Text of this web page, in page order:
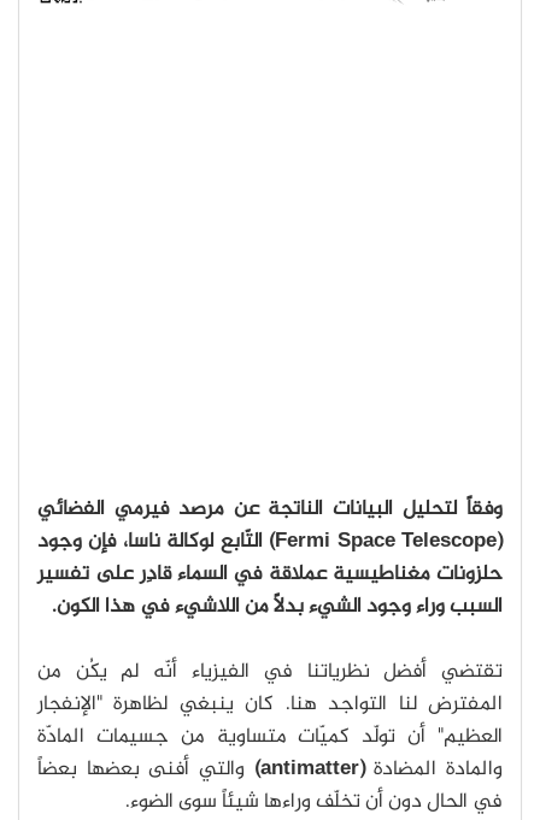
وفقاً لتحليل البيانات الناتجة عن مرصد فيرمي الفضائي
(Fermi Space Telescope) التّابع لوكالة ناسا، فإن وجود
حلزونات مغناطيسية عملاقة في السماء قادِر على تفسير
السبب وراء وجود الشيء بدلاً من اللاشيء في هذا الكون.
تقتضي أفضل نظرياتنا في الفيزياء أنّه لم يكُن من
المفترض لنا التواجد هنا. كان ينبغي لظاهرة "الإنفجار
العظيم" أن تولّد كميّات متساوية من جسيمات المادّة
والمادة المضادة(antimatter)
والتي أفنى بعضها بعضاً
في الحال دون أن تخلّف وراءها شيئاً سوى الضوء.